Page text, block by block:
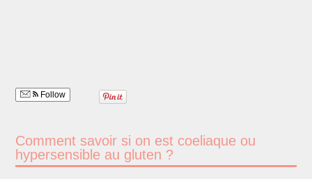
Follow
Comment savoir si on est coeliaque ou
hypersensible au gluten ?